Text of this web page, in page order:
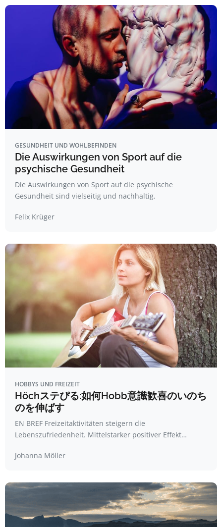
GESUNDHEIT UND WOHLBEFINDEN
Die Auswirkungen von Sport auf die
psychische Gesundheit
Die Auswirkungen von Sport auf die psychische
Gesundheit sind vielseitig und nachhaltig.
Felix Krüger
HOBBYS UND FREIZEIT
Höchステぴる:如何Hobb意識歓喜のいのち
のを伸ばす
EN BREF Freizeitaktivitäten steigern die
Lebenszufriedenheit. Mittelstarker positiver Effekt…
Johanna Möller